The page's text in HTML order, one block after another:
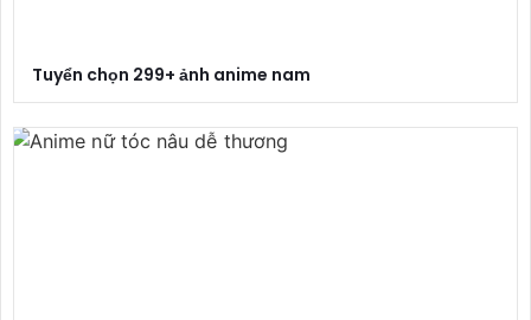
Tuyển chọn 299+ ảnh anime nam